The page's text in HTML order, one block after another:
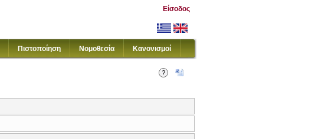
Είσοδος
Πιστοποίηση Νομοθεσία Κανονισμοί